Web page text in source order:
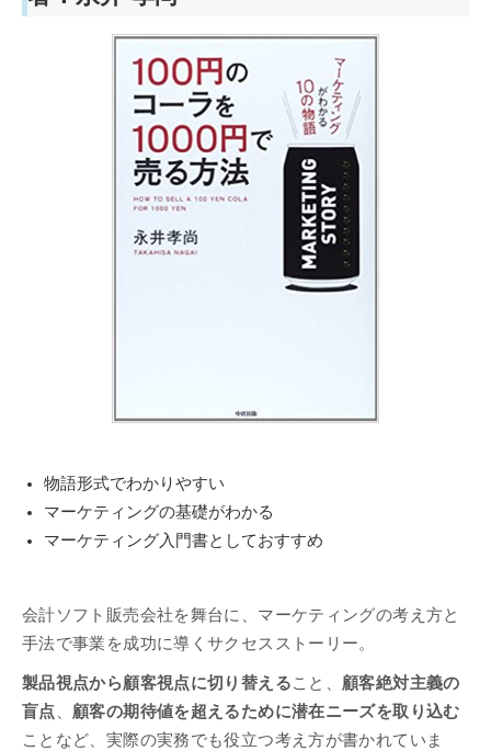
物語形式でわかりやすい
マーケティングの基礎がわかる
マーケティング入門書としておすすめ
会計ソフト販売会社を舞台に、マーケティングの考え方と
手法で事業を成功に導くサクセスストーリー。
製品視点から顧客視点に切り替えること、顧客絶対主義の
盲点 、顧客の期待値を超えるために潜在ニーズを取り込む
ことなど、実際の実務でも役立つ考え方が書かれていま